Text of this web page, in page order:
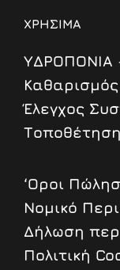
ΧΡΗΣΙΜΑ
ΥΔΡΟΠΟΝΙΑ
Έλεγχος
‘Οροι
Nομικό
Δήλωση
Πολιτική